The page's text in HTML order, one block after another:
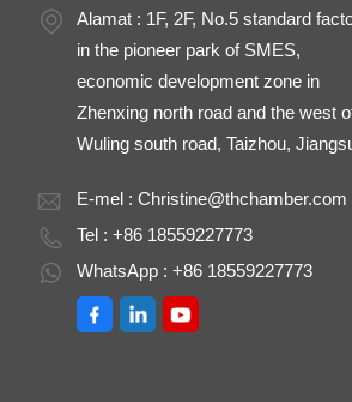
Alamat : 1F, 2F, No.5 standard
in the pioneer park of SMES,
economic development zone in
Zhenxing north road and the west
Wuling south road, Taizhou,
E-mel :Christine@thchamber.com
Tel : +86 18559227773
WhatsApp : +86 18559227773